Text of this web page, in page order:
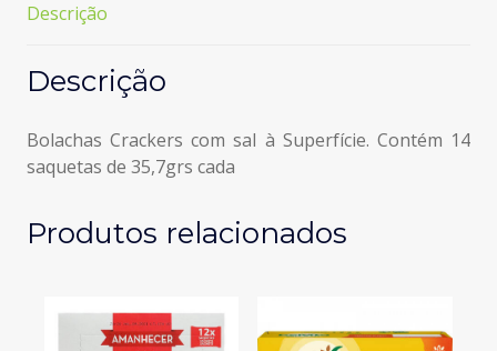
Descrição
Descrição
Bolachas Crackers com sal à Superfície. Contém 14
saquetas de 35,7grs cada
Produtos relacionados